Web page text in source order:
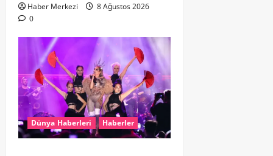
Haber Merkezi
8 Ağustos 2026
0
Dünya Haberleri Haberler